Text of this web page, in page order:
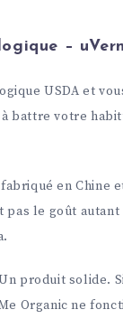
–
USDA et
battre votre
en Chine
pas le goût autant
produit solide.
Organic ne